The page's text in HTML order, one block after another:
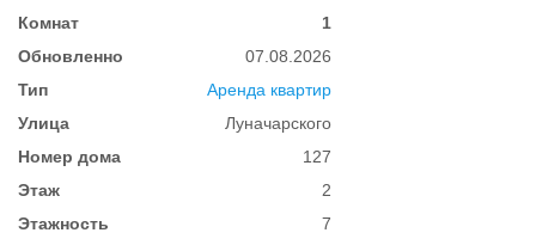
Комнат
1
Обновленно
07.08.2026
Тип
Аренда квартир
Улица
Луначарского
Номер дома
127
Этаж
2
Этажность
7